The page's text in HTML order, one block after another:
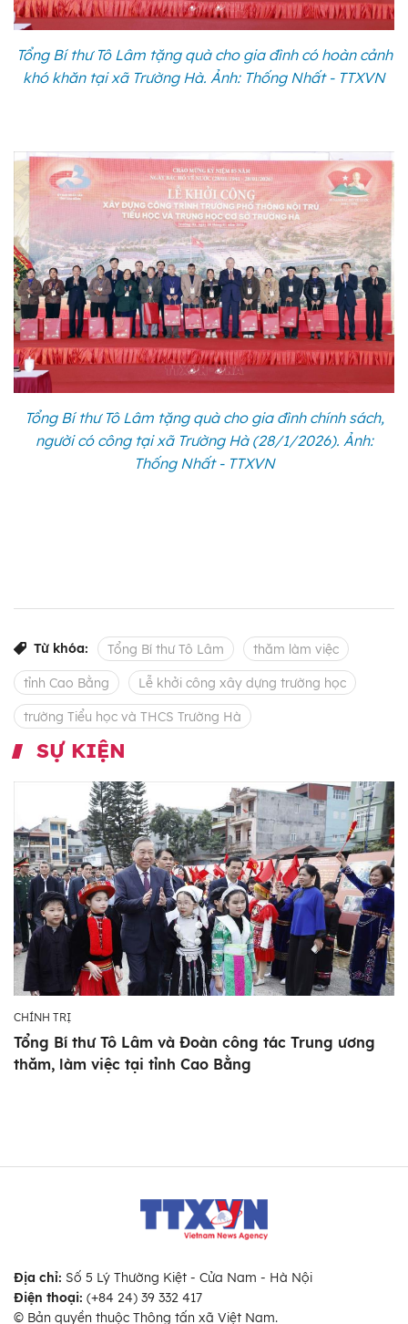
Tổng Bí thư Tô Lâm tặng quà cho gia đình có hoàn cảnh
khó khăn tại xã Trường Hà. Ảnh: Thống Nhất - TTXVN
Tổng Bí thư Tô Lâm tặng quà cho gia đình chính sách,
người có công tại xã Trường Hà (28/1/2026). Ảnh:
Thống Nhất - TTXVN
Từ khóa: Tổng Bí thư Tô Lâm thăm làm việc
tỉnh Cao Bằng Lễ khởi công xây dựng trường học
trường Tiểu học và THCS Trường Hà
SỰ KIỆN
CHÍNH TRỊ
Tổng Bí thư Tô Lâm và Đoàn công tác Trung ương
thăm, làm việc tại tỉnh Cao Bằng
Địa chỉ: Số 5 Lý Thường Kiệt - Cửa Nam - Hà Nội
Điện thoại: (+84 24) 39 332 417
© Bản quyền thuộc Thông tấn xã Việt Nam.